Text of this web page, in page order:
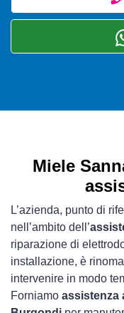
Miele
L’azienda, punto di
nell’ambito dell’
riparazione di
installazione, è
intervenire in modo
Forniamo assistenza